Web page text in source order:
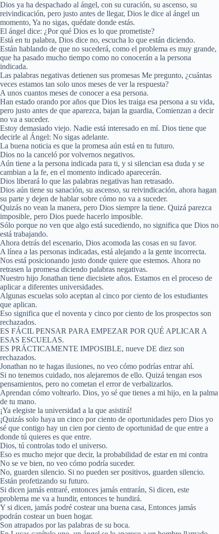
Dios ya ha despachado al ángel, con su curación, su ascenso, su
reivindicación, pero justo antes de llegar, Dios le dice al ángel un
momento, Ya no sigas, quédate donde estás.
El ángel dice: ¿Por qué Dios es lo que prometiste?
Está en tu palabra, Dios dice no, escucha lo que están diciendo.
Están hablando de que no sucederá, como el problema es muy grande,
que ha pasado mucho tiempo como no conocerán a la persona
indicada.
Las palabras negativas detienen sus promesas Me pregunto, ¿cuántas
veces estamos tan solo unos meses de ver la respuesta?
A unos cuantos meses de conocer a esa persona.
Han estado orando por años que Dios les traiga esa persona a su vida,
pero justo antes de que aparezca, bajan la guardia, Comienzan a decir
no va a suceder.
Estoy demasiado viejo. Nadie está interesado en mí. Dios tiene que
decirle al Ángel: No sigas adelante.
La buena noticia es que la promesa aún está en tu futuro.
Dios no la canceló por volvernos negativos.
Aún tiene a la persona indicada para ti, y si silencian esa duda y se
cambian a la fe, en el momento indicado aparecerán.
Dios liberará lo que las palabras negativas han retrasado.
Dios aún tiene su sanación, su ascenso, su reivindicación, ahora hagan
su parte y dejen de hablar sobre cómo no va a suceder.
Quizás no vean la manera, pero Dios siempre la tiene. Quizá parezca
imposible, pero Dios puede hacerlo imposible.
Sólo porque no ven que algo está sucediendo, no significa que Dios no
está trabajando.
Ahora detrás del escenario, Dios acomoda las cosas en su favor.
A línea a las personas indicadas, está alejando a la gente incorrecta.
Nos está posicionando justo donde quiere que estemos. Ahora no
retrasen la promesa diciendo palabras negativas.
Nuestro hijo Jonathan tiene diecisiete años. Estamos en el proceso de
aplicar a diferentes universidades.
Algunas escuelas solo aceptan al cinco por ciento de los estudiantes
que aplican.
Eso significa que el noventa y cinco por ciento de los prospectos son
rechazados.
ES FÁCIL PENSAR PARA EMPEZAR POR QUÉ APLICAR A
ESAS ESCUELAS.
ES PRÁCTICAMENTE IMPOSIBLE, nueve DE diez son
rechazados.
Jonathan no te hagas ilusiones, no veo cómo podrías entrar ahí.
Si no tenemos cuidado, nos alejaremos de ello. Quizá tengan esos
pensamientos, pero no cometan el error de verbalizarlos.
Aprendan cómo voltearlo. Dios, yo sé que tienes a mi hijo, en la palma
de tu mano.
¡Ya elegiste la universidad a la que asistirá!
¡Quizás solo haya un cinco por ciento de oportunidades pero Dios yo
sé que contigo hay un cien por ciento de oportunidad de que entre a
donde tú quieres es que entre.
Dios, tú controlas todo el universo.
Eso es mucho mejor que decir, la probabilidad de estar en mi contra
No se ve bien, no veo cómo podría suceder.
No, guarden silencio. Si no pueden ser positivos, guarden silencio.
Están profetizando su futuro.
Si dicen jamás entraré, entonces jamás entrarán, Si dicen, este
problema me va a hundir, entonces te hundirá.
Y si dicen, jamás podré costear una buena casa, Entonces jamás
podrán costear un buen hogar.
Son atrapados por las palabras de su boca.